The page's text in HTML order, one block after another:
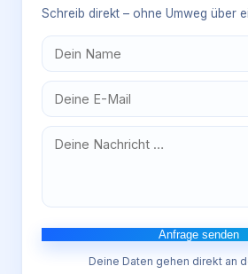
Schreib direkt – ohne Umweg über
Anfrage senden
Deine Daten gehen direkt an